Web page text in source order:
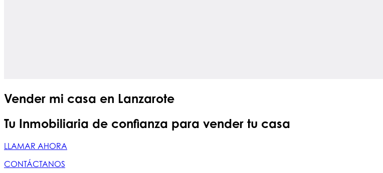
Vender mi casa en Lanzarote
Tu Inmobiliaria de confianza para vender tu casa
LLAMAR AHORA
CONTÁCTANOS